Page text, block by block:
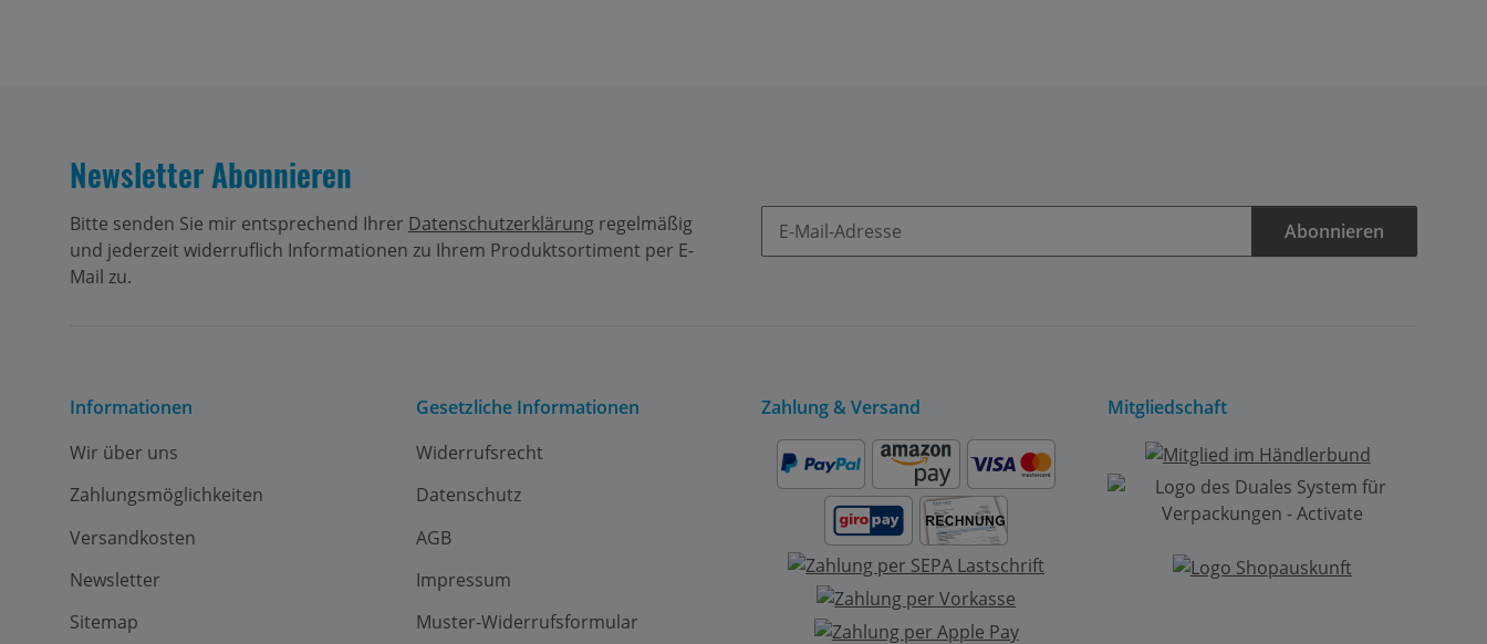
Newsletter Abonnieren
Bitte senden Sie mir entsprechend Ihrer Datenschutzerklärung regelmäßig
und jederzeit widerruflich Informationen zu Ihrem Produktsortiment per E-
Mail zu.
Abonnieren
Informationen
Wir über uns
Zahlungsmöglichkeiten
Versandkosten
Newsletter
Sitemap
Gesetzliche Informationen
Widerrufsrecht
Datenschutz
AGB
Impressum
Muster-Widerrufsformular
Zahlung & Versand Mitgliedschaft